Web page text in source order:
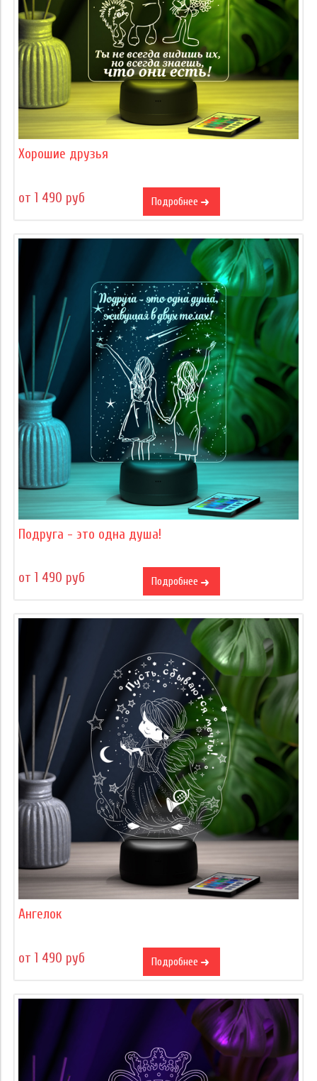
Хорошие друзья
от 1 490 руб Подробнее
Подруга - это одна душа!
от 1 490 руб Подробнее
Ангелок
от 1 490 руб Подробнее